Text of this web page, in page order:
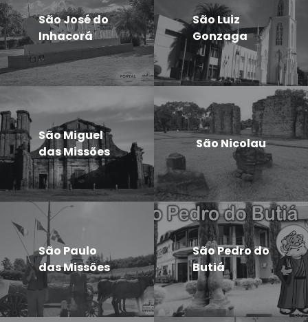
São José do
Inhacorá
São Luiz
Gonzaga
São Miguel
das Missões
São Nicolau
São Paulo
das Missões
São Pedro do
Butiá